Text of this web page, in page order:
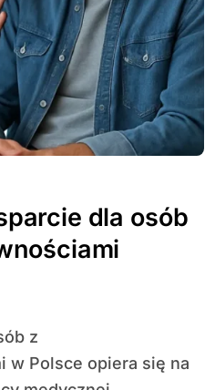
dla osób
w Polsce opiera się na